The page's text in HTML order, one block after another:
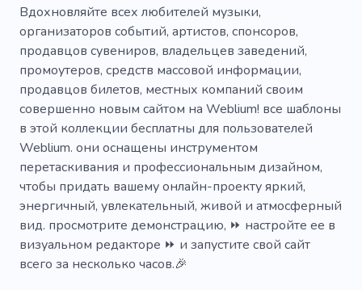
Оркестр
Печальные песни
Саксофон
Загрузить музыку
Фан-клуб
Волна
Производительность
Обучение
Tomorrowland
Ритмика
Любовь
Философские песни
Певец
Музыкальный бизнес
Музыкальные инструменты
Скрипка
Этнические инструменты
Классическая музыка
Вдохновляйте всех любителей музыки,
организаторов событий, артистов, спонсоров,
продавцов сувениров, владельцев заведений,
промоутеров, средств массовой информации,
продавцов билетов, местных компаний своим
совершенно новым сайтом на Weblium! все шаблоны
в этой коллекции бесплатны для пользователей
Weblium. они оснащены инструментом
перетаскивания и профессиональным дизайном,
чтобы придать вашему онлайн-проекту яркий,
энергичный, увлекательный, живой и атмосферный
вид. просмотрите демонстрацию, ⏩ настройте ее в
визуальном редакторе ⏩ и запустите свой сайт
всего за несколько часов.🎉